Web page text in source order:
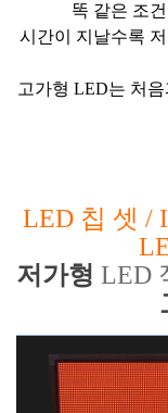
똑 같은 조
시간이 지날수록
고가형 LED는 처
LED 칩 셋 /
저가형